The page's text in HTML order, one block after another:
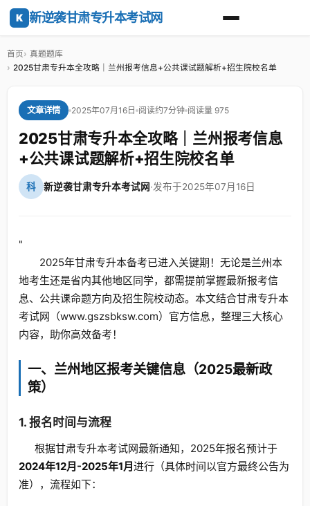
K 新逆袭甘肃专升本考试网
首页
真题题库
2025甘肃专升本全攻略｜兰州报考信息+公共课试题解析+招生院校名单
文章详情 2025年07月16日 阅读约7分钟 阅读量 975
2025甘肃专升本全攻略｜兰州报考信息
+公共课试题解析+招生院校名单
科 新逆袭甘肃专升本考试网·发布于2025年07月16日
"
2025年甘肃专升本备考已进入关键期！无论是兰州本
地考生还是省内其他地区同学，都需提前掌握最新报考信
息、公共课命题方向及招生院校动态。本文结合甘肃专升本
考试网（www.gszsbksw.com）官方信息，整理三大核心
内容，助你高效备考！
一、兰州地区报考关键信息（2025最新政
策）
1. 报名时间与流程
根据甘肃专升本考试网最新通知，2025年报名预计于
2024年12月-2025年1月进行（具体时间以官方最终公告为
准），流程如下：